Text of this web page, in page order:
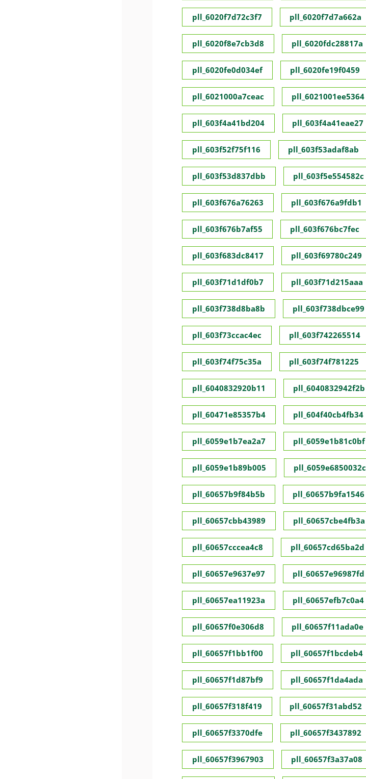
pll_6020f7d72c3f7 pll_6020f7d7a662a
pll_6020f8e7cb3d8 pll_6020fdc28817a
pll_6020fe0d034ef pll_6020fe19f0459
pll_6021000a7ceac pll_6021001ee5364
pll_603f4a41bd204 pll_603f4a41eae27
pll_603f52f75f116 pll_603f53adaf8ab
pll_603f53d837dbb pll_603f5e554582c
pll_603f676a76263 pll_603f676a9fdb1
pll_603f676b7af55 pll_603f676bc7fec
pll_603f683dc8417 pll_603f69780c249
pll_603f71d1df0b7 pll_603f71d215aaa
pll_603f738d8ba8b pll_603f738dbce99
pll_603f73ccac4ec pll_603f742265514
pll_603f74f75c35a pll_603f74f781225
pll_6040832920b11 pll_6040832942f2b
pll_60471e85357b4 pll_604f40cb4fb34
pll_6059e1b7ea2a7 pll_6059e1b81c0bf
pll_6059e1b89b005 pll_6059e6850032c
pll_60657b9f84b5b pll_60657b9fa1546
pll_60657cbb43989 pll_60657cbe4fb3a
pll_60657cccea4c8 pll_60657cd65ba2d
pll_60657e9637e97 pll_60657e96987fd
pll_60657ea11923a pll_60657efb7c0a4
pll_60657f0e306d8 pll_60657f11ada0e
pll_60657f1bb1f00 pll_60657f1bcdeb4
pll_60657f1d87bf9 pll_60657f1da4ada
pll_60657f318f419 pll_60657f31abd52
pll_60657f3370dfe pll_60657f3437892
pll_60657f3967903 pll_60657f3a37a08